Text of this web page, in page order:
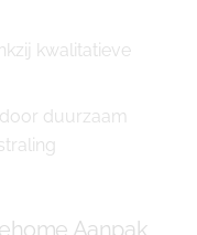
kwalitatieve
duurzaam
Aanpak